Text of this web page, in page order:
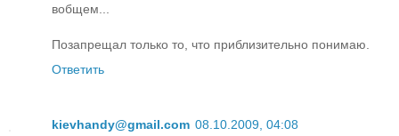
вобщем...
Позапрещал только то, что приблизительно понимаю.
Ответить
kievhandy@gmail.com 08.10.2009, 04:08